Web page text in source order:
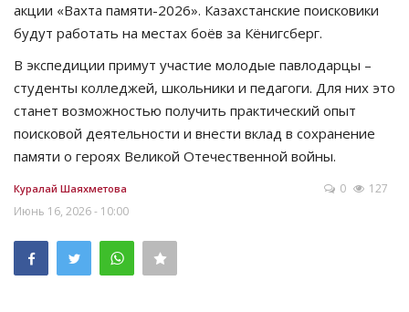
акции «Вахта памяти-2026». Казахстанские поисковики
будут работать на местах боёв за Кёнигсберг.
В экспедиции примут участие молодые павлодарцы –
студенты колледжей, школьники и педагоги. Для них это
станет возможностью получить практический опыт
поисковой деятельности и внести вклад в сохранение
памяти о героях Великой Отечественной войны.
Куралай Шаяхметова
Июнь 16, 2026 - 10:00
0 127